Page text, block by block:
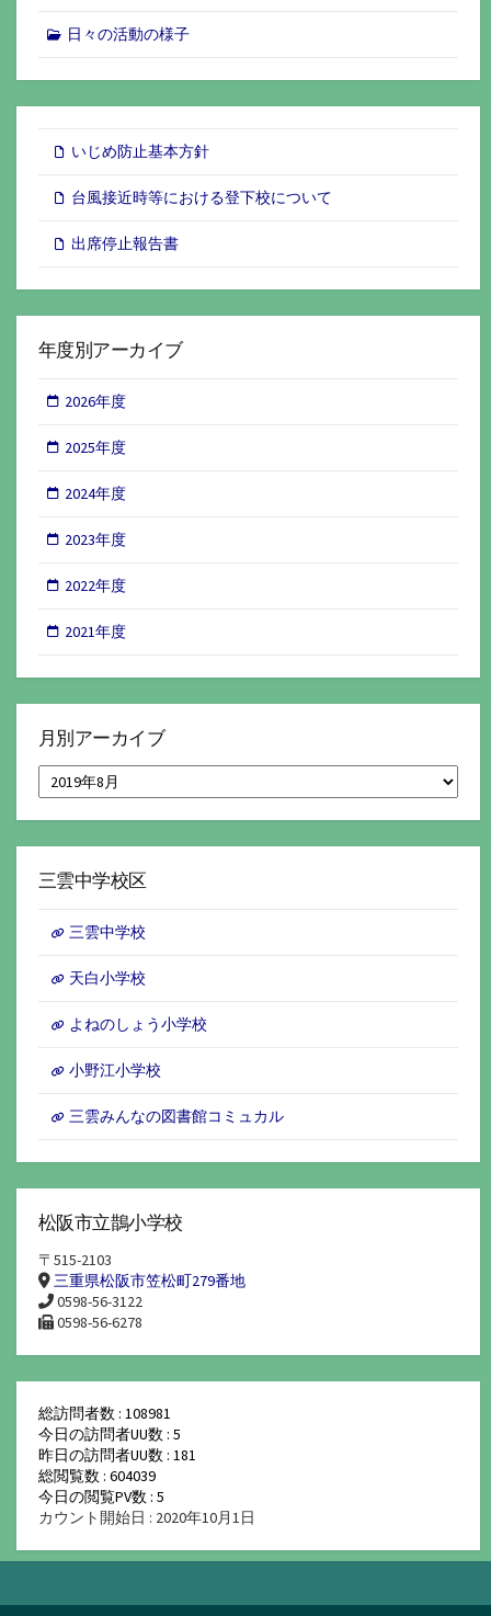
日々の活動の様子
いじめ防止基本方針
台風接近時等における登下校について
出席停止報告書
年度別アーカイブ
2026年度
2025年度
2024年度
2023年度
2022年度
2021年度
月別アーカイブ
月
別
ア
イ
三雲中学校区
三雲中学校
天白小学校
よねのしょう小学校
小野江小学校
三雲みんなの図書館コミュカル
松阪市立鵲小学校
〒515-2103
三重県松阪市笠松町279番地
0598-56-3122
0598-56-6278
総訪問者数 : 108981
今日の訪問者UU数 : 5
昨日の訪問者UU数 : 181
総閲覧数 : 604039
今日の閲覧PV数 : 5
カウント開始日 : 2020年10月1日